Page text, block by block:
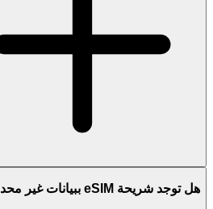
هل توجد شريحة eSIM ببيانات غير محدودة في أرمينيا؟